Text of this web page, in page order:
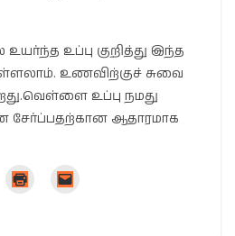
உப்பு குறித்து இந்த
உணவிற்குச் சுவை
உப்பு நமது
ஆதாரமாக